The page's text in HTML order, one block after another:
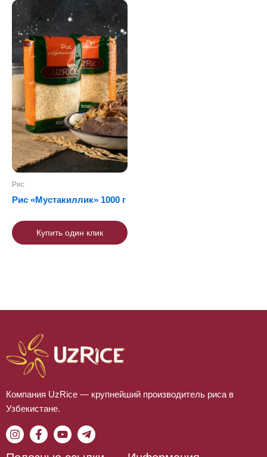
Рис
Рис «Мустакиллик» 1000 г
Купить один клик
Компания UzRice — крупнейший производитель риса в
Узбекистане.